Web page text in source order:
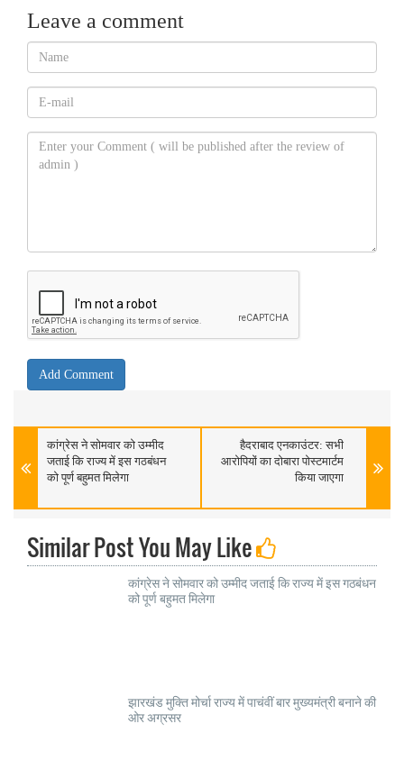
Leave a comment
कांग्रेस ने सोमवार को उम्मीद
जताई कि राज्य में इस गठबंधन
को पूर्ण बहुमत मिलेगा
हैदराबाद एनकाउंटर: सभी
आरोपियों का दोबारा पोस्टमार्टम
किया जाएगा
Similar Post You May Like
कांग्रेस ने सोमवार को उम्मीद जताई कि राज्य में इस गठबंधन
को पूर्ण बहुमत मिलेगा
झारखंड मुक्ति मोर्चा राज्य में पाचंवीं बार मुख्यमंत्री बनाने की
ओर अग्रसर